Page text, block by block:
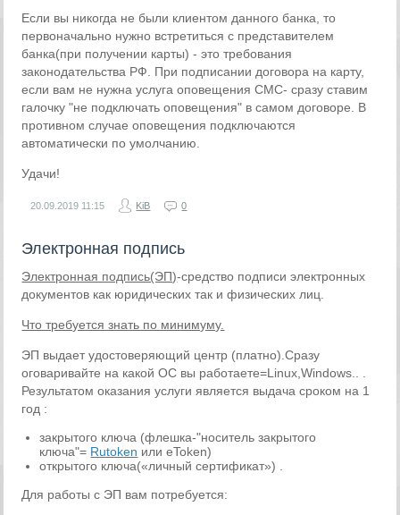
Если вы никогда не были клиентом данного банка, то
первоначально нужно встретиться с представителем
банка(при получении карты) - это требования
законодательства РФ. При подписании договора на карту,
если вам не нужна услуга оповещения СМС- сразу ставим
галочку "не подключать оповещения" в самом договоре. В
противном случае оповещения подключаются
автоматически по умолчанию.
Удачи!
20.09.2019 11:15 KiB 0
Электронная подпись
Электронная подпись(ЭП)-средство подписи электронных
документов как юридических так и физических лиц.
Что требуется знать по минимуму.
ЭП выдает удостоверяющий центр (платно).Сразу
оговаривайте на какой ОС вы работаете=Linux,Windows.. .
Результатом оказания услуги является выдача сроком на 1
год :
закрытого ключа (флешка-"носитель закрытого
ключа"= Rutoken или eToken)
открытого ключа(«личный сертификат») .
Для работы с ЭП вам потребуется: